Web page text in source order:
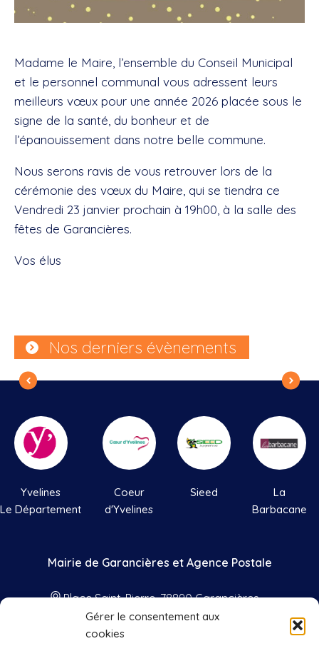
Gérer le consentement aux
cookies
Madame le Maire, l’ensemble du Conseil Municipal
et le personnel communal vous adressent leurs
meilleurs vœux pour une année 2026 placée sous le
signe de la santé, du bonheur et de
l’épanouissement dans notre belle commune.
Nous serons ravis de vous retrouver lors de la
cérémonie des vœux du Maire, qui se tiendra ce
Vendredi 23 janvier prochain à 19h00, à la salle des
fêtes de Garancières.
Vos élus
Nos derniers évènements
Yvelines
Le Département
Coeur
d'Yvelines
Sieed
La
Barbacane
Mairie de Garancières et Agence Postale
Place Saint-Pierre, 78890 Garancières
01 34 86 41 33